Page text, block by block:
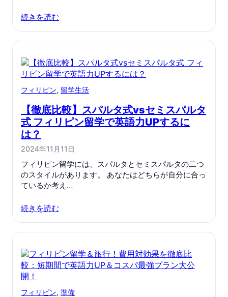
続きを読む
フィリピン, 留学生活
【徹底比較】スパルタ式vsセミスパルタ
式 フィリピン留学で英語力UPするに
は？
2024年11月11日
フィリピン留学には、スパルタとセミスパルタの二つ
のスタイルがあります。 あなたはどちらが自分に合っ
ているか考え…
続きを読む
フィリピン, 準備